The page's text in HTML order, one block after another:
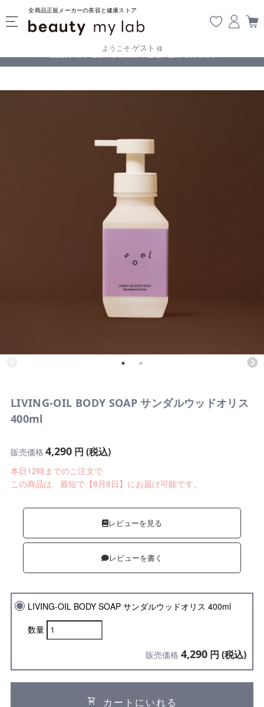
全商品正規メーカーの美容と健康ストア
ようこそ ゲスト 様
【重要】熊本地震の影響により遅延が生じております
LIVING-OIL BODY SOAP サンダルウッドオリス
400ml
販売価格 4,290円 (税込)
本日12時までのご注文で
この商品は、最短で【8月8日】にお届け可能です。
レビューを見る
レビューを書く
LIVING-OIL BODY SOAP サンダルウッドオリス 400ml
数量
販売価格 4,290 円 (税込)
shopping_cart カートにいれる